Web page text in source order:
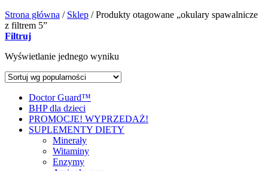
Strona główna / Sklep /Produkty otagowane „okulary spawalnicze
z filtrem 5”
Filtruj
Wyświetlanie jednego wyniku
Doctor Guard™
BHP dla dzieci
PROMOCJE! WYPRZEDAŻ!
SUPLEMENTY DIETY
Minerały
Witaminy
Enzymy